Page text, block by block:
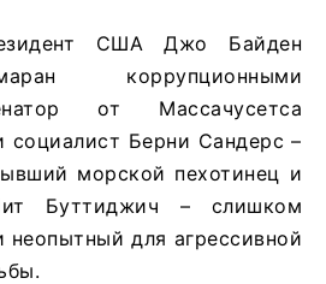
США Джо Байден
коррупционными
от Массачусетса
социалист Берни Сандерс –
морской пехотинец и
Буттиджич – слишком
для агрессивной